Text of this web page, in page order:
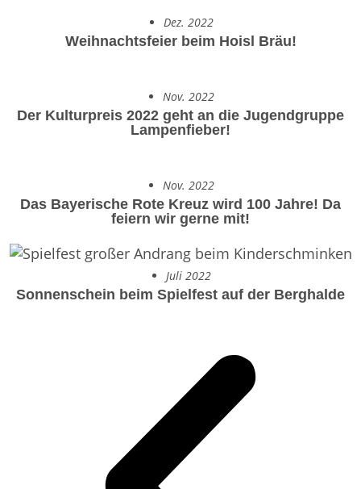
Dez. 2022
Weihnachtsfeier beim Hoisl Bräu!
Nov. 2022
Der Kulturpreis 2022 geht an die Jugendgruppe
Lampenfieber!
Nov. 2022
Das Bayerische Rote Kreuz wird 100 Jahre! Da
feiern wir gerne mit!
Juli 2022
Sonnenschein beim Spielfest auf der Berghalde